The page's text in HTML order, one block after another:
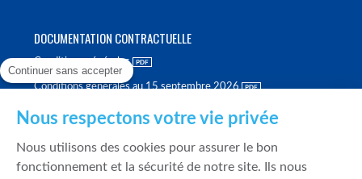
DOCUMENTATION CONTRACTUELLE
Conditions générales
Conditions générales au 15 septembre 2026
Politique de meilleure sélection
Continuer sans accepter
Nous respectons votre vie privée
Nous utilisons des cookies pour assurer le bon
fonctionnement et la sécurité de notre site. Ils nous